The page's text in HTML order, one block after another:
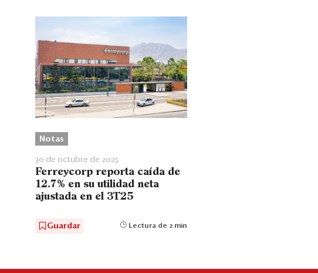
Notas
30 de octubre de 2025
Ferreycorp reporta caída de
12.7% en su utilidad neta
ajustada en el 3T25
Guardar Lectura de 2 min